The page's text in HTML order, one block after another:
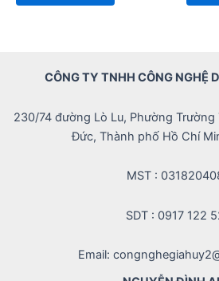
of
of
CÔNG TY TNHH CÔNG NGHỆ
230/74 đường Lò Lu, Phường
Đức, Thành phố Hồ Chí
MST :
SDT : 0917 122
Email: